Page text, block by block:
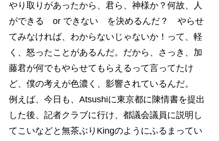
やり取りがあったから、君ら、神様か？何故、人
ができる or できない を決めるんだ？ やらせ
てみなければ、わからないじゃないか！って、軽
く、怒ったことがあるんだ。だから、さっき、加
藤君が何でもやらせてもらえるって言ってたけ
ど、僕の考えが色濃く、影響されているんだ。
例えば、今日も、Atsushiに東京都に陳情書を提出
した後、記者クラブに行け、都議会議員に説明し
てこいなどと無茶ぶりKingのようにふるまってい